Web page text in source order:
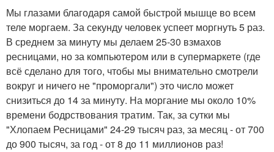
Мы глазами благодаря самой быстрой мышце во всем
теле моргаем. За секунду человек успеет моргнуть 5 раз.
В среднем за минуту мы делаем 25-30 взмахов
ресницами, но за компьютером или в супермаркете (где
всё сделано для того, чтобы мы внимательно смотрели
вокруг и ничего не "проморгали") это число может
снизиться до 14 за минуту. На моргание мы около 10%
времени бодрствования тратим. Так, за сутки мы
"Хлопаем Ресницами" 24-29 тысяч раз, за месяц - от 700
до 900 тысяч, за год - от 8 до 11 миллионов раз!